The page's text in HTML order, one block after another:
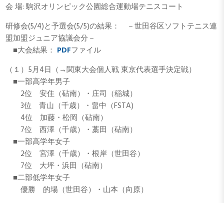
会 場: 駒沢オリンピック公園総合運動場テニスコート
研修会(5/4)と予選会(5/5)の結果： －世田谷区ソフトテニス連
盟加盟ジュニア協議会分－
■大会結果： PDFファイル
（１）5月4日（→関東大会個人戦 東京代表選手決定戦）
■一部高学年男子
2位 安住（砧南）・庄司（稲城）
3位 青山（千歳）・畠中（FSTA)
4位 加藤・松岡（砧南）
7位 西澤（千歳）・藁田（砧南）
■一部高学年女子
2位 宮澤（千歳）・根岸（世田谷）
7位 大坪・浜田（砧南）
■二部低学年女子
優勝 的場（世田谷）・山本（向原）